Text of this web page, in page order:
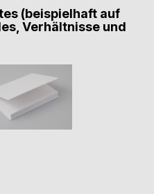
(beispielhaft auf
Verhältnisse und